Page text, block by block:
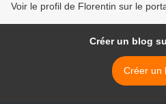
Voir le profil de Florentin sur le
Créer un blog
Créer un